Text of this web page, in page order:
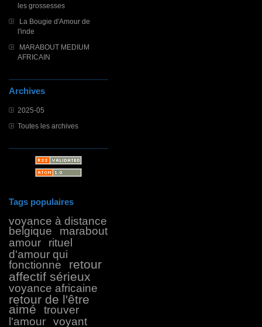
les grossesses
La Bougie d'Amour de
l'inde
MARABOUT MEDIUM
AFRICAIN
Archives
2025-05
Toutes les archives
Tags populaires
voyance à distance
belgique
marabout
amour
rituel
d'amour qui
fonctionne
retour
affectif sérieux
voyance africaine
retour de l'être
aimé
trouver
l'amour voyant